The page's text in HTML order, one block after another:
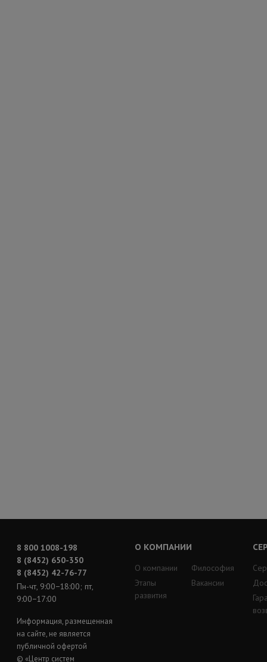
8 800 1008-198
8 (8452) 650-350
8 (8452) 42-76-77
Пн-чт, 9:00−18:00; пт,
9:00−17:00
Информация, размещенная
на сайте, не является
публичной офертой
© «Центр систем
О КОМПАНИИ
О компании
Этапы
развития
Философия
Вакансии